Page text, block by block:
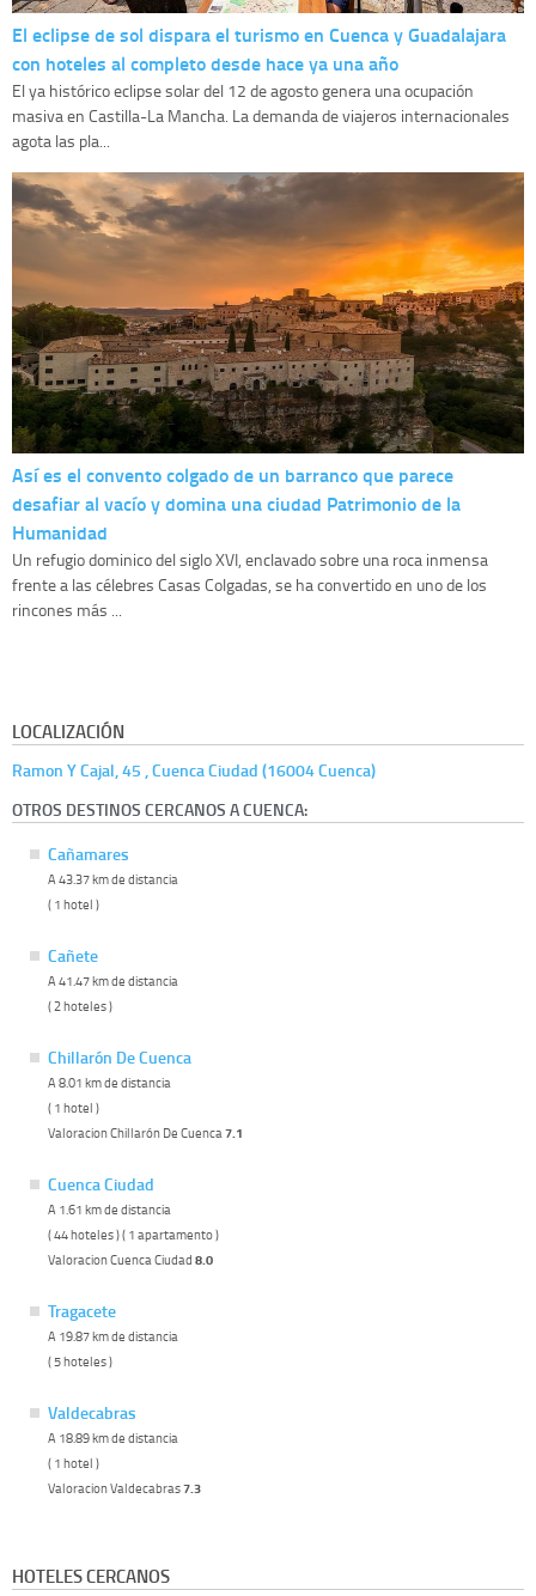
El eclipse de sol dispara el turismo en Cuenca y Guadalajara
con hoteles al completo desde hace ya una año
El ya histórico eclipse solar del 12 de agosto genera una ocupación
masiva en Castilla-La Mancha. La demanda de viajeros internacionales
agota las pla...
Así es el convento colgado de un barranco que parece
desafiar al vacío y domina una ciudad Patrimonio de la
Humanidad
Un refugio dominico del siglo XVI, enclavado sobre una roca inmensa
frente a las célebres Casas Colgadas, se ha convertido en uno de los
rincones más ...
LOCALIZACIÓN
Ramon Y Cajal, 45 , Cuenca Ciudad (16004 Cuenca)
OTROS DESTINOS CERCANOS A CUENCA:
Cañamares
A 43.37 km de distancia
( 1 hotel )
Cañete
A 41.47 km de distancia
( 2 hoteles )
Chillarón De Cuenca
A 8.01 km de distancia
( 1 hotel )
Valoracion Chillarón De Cuenca 7.1
Cuenca Ciudad
A 1.61 km de distancia
( 44 hoteles ) ( 1 apartamento )
Valoracion Cuenca Ciudad 8.0
Tragacete
A 19.87 km de distancia
( 5 hoteles )
Valdecabras
A 18.89 km de distancia
( 1 hotel )
Valoracion Valdecabras7.3
HOTELES CERCANOS